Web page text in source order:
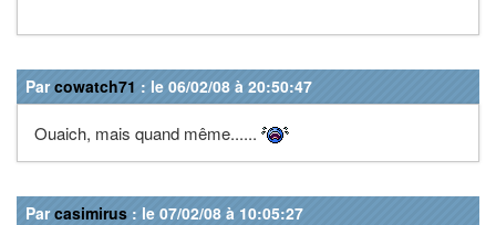
Parcowatch71 : le 06/02/08 à 20:50:47
Ouaich, mais quand même......
Parcasimirus : le 07/02/08 à 10:05:27